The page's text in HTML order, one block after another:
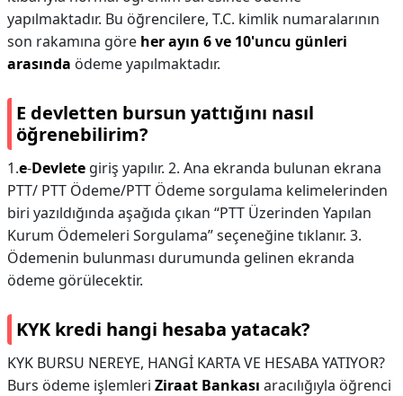
yapılmaktadır. Bu öğrencilere, T.C. kimlik numaralarının
son rakamına göre her ayın 6 ve 10'uncu günleri
arasında ödeme yapılmaktadır.
E devletten bursun yattığını nasıl
öğrenebilirim?
1.e-Devlete giriş yapılır. 2. Ana ekranda bulunan ekrana
PTT/ PTT Ödeme/PTT Ödeme sorgulama kelimelerinden
biri yazıldığında aşağıda çıkan “PTT Üzerinden Yapılan
Kurum Ödemeleri Sorgulama” seçeneğine tıklanır. 3.
Ödemenin bulunması durumunda gelinen ekranda
ödeme görülecektir.
KYK kredi hangi hesaba yatacak?
KYK BURSU NEREYE, HANGİ KARTA VE HESABA YATIYOR?
Burs ödeme işlemleri Ziraat Bankası aracılığıyla öğrenci